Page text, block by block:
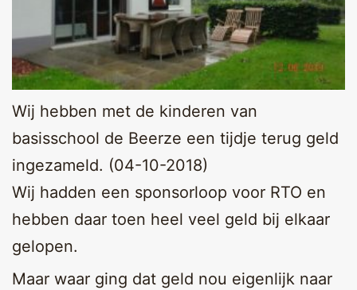
Wij hebben met de kinderen van
basisschool de Beerze een tijdje terug geld
ingezameld. (04-10-2018)
Wij hadden een sponsorloop voor RTO en
hebben daar toen heel veel geld bij elkaar
gelopen.
Maar waar ging dat geld nou eigenlijk naar